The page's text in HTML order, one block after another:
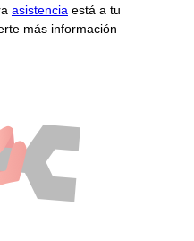
asistencia está a tu
más información